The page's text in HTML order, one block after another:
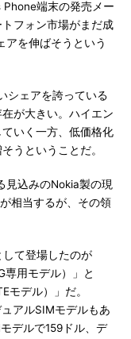
端末の発売メー
フォン市場がまだ成
アを伸ばそうという
シェアを誇っている
が大きい。ハイエン
いく一方、低価格化
うということだ。
込みのNokia製の現
相当するが、その領
て登場したのが
専用モデル）」と
モデル）」だ。
アルSIMモデルもあ
デルで159ドル、デ